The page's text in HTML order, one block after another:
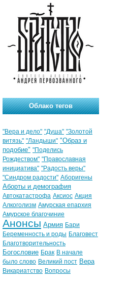
Облако тегов
"Вера и дело" "Душа" "Золотой
витязь" "Ландыши" "Образ и
подобие" "Поделись
Рождеством" "Православная
инициатива" "Радость веры"
"Синдром радости" Аборигены
Аборты и демография
Автокатастрофа Аксиос Акция
Алкоголизм Амурская епархия
Амурское благочиние
Анонсы Армия Бари
Беременность и роды Благовест
Благотворительность
Богословие Брак В начале
было слово Великий пост Вера
Викариатство Вопросы